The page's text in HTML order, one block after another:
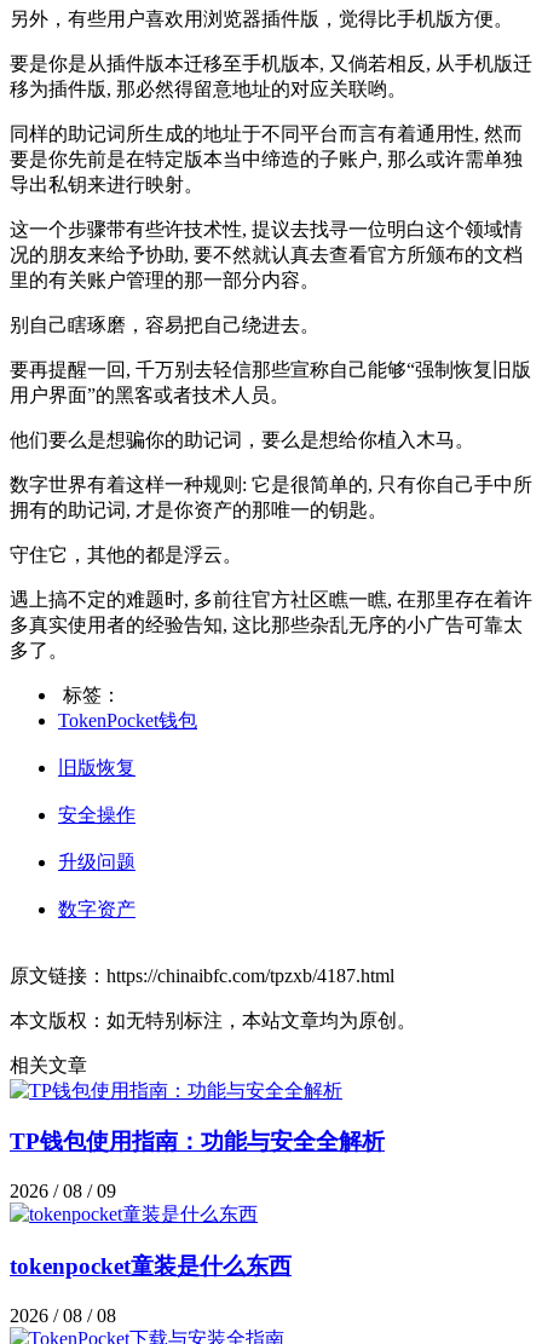
另外，有些用户喜欢用浏览器插件版，觉得比手机版方便。
要是你是从插件版本迁移至手机版本, 又倘若相反, 从手机版迁
移为插件版, 那必然得留意地址的对应关联哟。
同样的助记词所生成的地址于不同平台而言有着通用性, 然而
要是你先前是在特定版本当中缔造的子账户, 那么或许需单独
导出私钥来进行映射。
这一个步骤带有些许技术性, 提议去找寻一位明白这个领域情
况的朋友来给予协助, 要不然就认真去查看官方所颁布的文档
里的有关账户管理的那一部分内容。
别自己瞎琢磨，容易把自己绕进去。
要再提醒一回, 千万别去轻信那些宣称自己能够“强制恢复旧版
用户界面”的黑客或者技术人员。
他们要么是想骗你的助记词，要么是想给你植入木马。
数字世界有着这样一种规则: 它是很简单的, 只有你自己手中所
拥有的助记词, 才是你资产的那唯一的钥匙。
守住它，其他的都是浮云。
遇上搞不定的难题时, 多前往官方社区瞧一瞧, 在那里存在着许
多真实使用者的经验告知, 这比那些杂乱无序的小广告可靠太
多了。
标签：
TokenPocket钱包
旧版恢复
安全操作
升级问题
数字资产
原文链接：https://chinaibfc.com/tpzxb/4187.html
本文版权：如无特别标注，本站文章均为原创。
相关文章
TP钱包使用指南：功能与安全全解析
2026 / 08 / 09
tokenpocket童装是什么东西
2026 / 08 / 08